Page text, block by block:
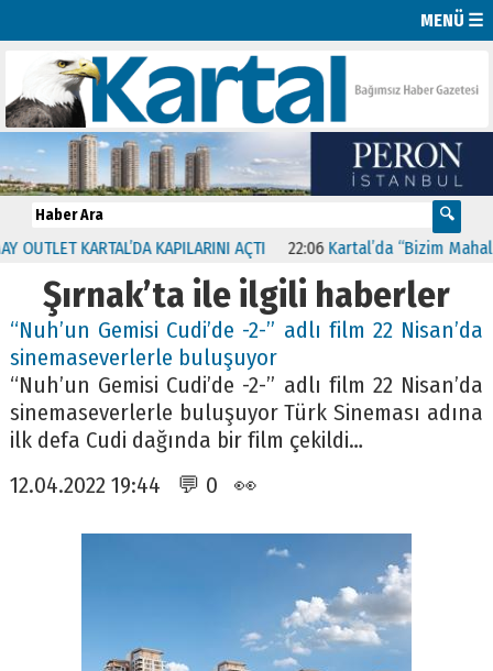
MENÜ ☰
KARTAL’DA KAPILARINI AÇTI 22:06 Kartal’da “Bizim Mahalle
Şırnak’ta ile ilgili haberler
“Nuh’un Gemisi Cudi’de -2-” adlı film 22 Nisan’da
sinemaseverlerle buluşuyor
“Nuh’un Gemisi Cudi’de -2-” adlı film 22 Nisan’da
sinemaseverlerle buluşuyor Türk Sineması adına
ilk defa Cudi dağında bir film çekildi…
12.04.2022 19:44 💬 0 👀